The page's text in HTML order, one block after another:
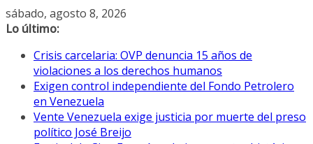
Saltar
al
sábado, agosto 8, 2026
Lo último:
Crisis carcelaria: OVP denuncia 15 años de
violaciones a los derechos humanos
Exigen control independiente del Fondo Petrolero
en Venezuela
Vente Venezuela exige justicia por muerte del preso
político José Breijo